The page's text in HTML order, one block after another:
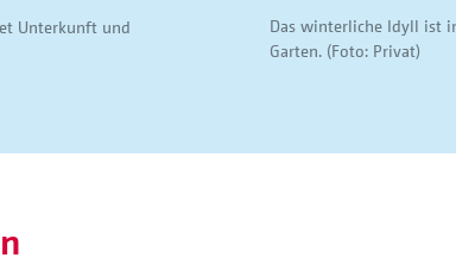
Unterkunft und
Das winterliche Idyll ist
Garten. (Foto: Privat)